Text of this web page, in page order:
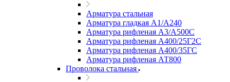
Арматура стальная
Арматура гладкая А1/А240
Арматура рифленая А3/А500С
Арматура рифленая А400/25Г2С
Арматура рифленая А400/35ГС
Арматура рифленая АТ800
Проволока стальная